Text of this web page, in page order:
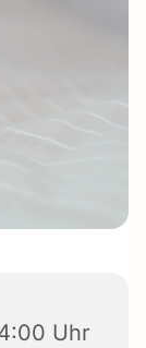
Uhr